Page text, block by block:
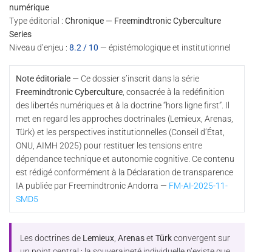
numérique
Type éditorial : Chronique — Freemindtronic Cyberculture
Series
Niveau d’enjeu : 8.2 / 10 — épistémologique et institutionnel
Note éditoriale —Ce dossier s’inscrit dans la série
Freemindtronic Cyberculture, consacrée à la redéfinition
des libertés numériques et à la doctrine “hors ligne first”. Il
met en regard les approches doctrinales (Lemieux, Arenas,
Türk) et les perspectives institutionnelles (Conseil d’État,
ONU, AIMH 2025) pour restituer les tensions entre
dépendance technique et autonomie cognitive. Ce contenu
est rédigé conformément à la Déclaration de transparence
IA publiée par Freemindtronic Andorra — FM-AI-2025-11-
SMD5
Les doctrines de Lemieux ,ArenasetTürkconvergent sur